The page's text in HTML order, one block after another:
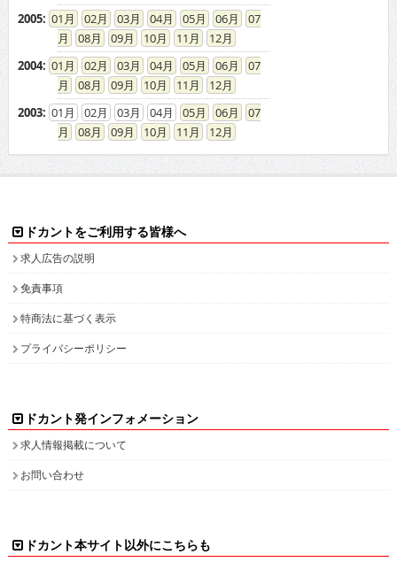
2005: 01 02 03 04 05 06
07
08
09 10 11
12
2004: 01 02 03 04 05 06
07
08
09 10 11
12
2003: 01 02 03 04 05 06
07
08
09 10 11 12
ドカントをご利用する皆様へ
求人広告の説明
免責事項
特商法に基づく表示
プライバシーポリシー
ドカント発インフォメーション
求人情報掲載について
お問い合わせ
ドカント本サイト以外にこちらも